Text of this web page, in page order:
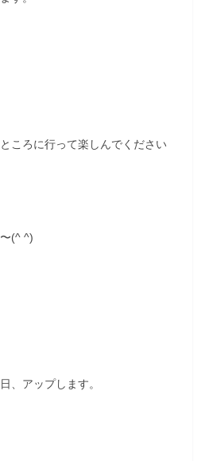
ころに行って楽しんでください
(^ ^)
、アップします。